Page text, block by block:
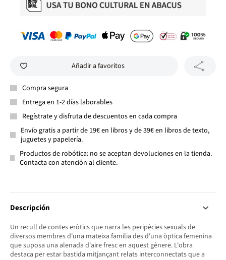
Añadir a favoritos
Compra segura
Entrega en 1-2 días laborables
Regístrate y disfruta de descuentos en cada compra
Envío gratis a partir de 19€ en libros y de 39€ en libros de texto,
juguetes y papelería.
Productos de robótica: no se aceptan devoluciones en la tienda.
Contacta con atención al cliente.
Descripción
Un recull de contes eròtics que narra les peripècies sexuals de
diversos membres d'una mateixa família des d'una òptica femenina
que suposa una alenada d'aire fresc en aquest gènere. L'obra
destaca per estar bastida mitjançant relats interconnectats que a